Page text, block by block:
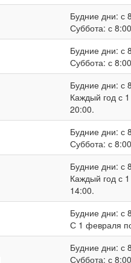
Будние дни: с
Суббота: с
Будние дни: с
Суббота: с
Будние дни: с
Каждый год с
20:00.
Будние дни: с
Суббота: с
Будние дни: с
Каждый год с
14:00.
Будние дни: с
С 1 февраля
Будние дни: с
Суббота: с